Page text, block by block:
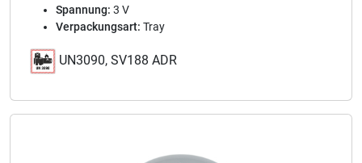
Spannung: 3 V
Verpackungsart: Tray
UN3090, SV188 ADR